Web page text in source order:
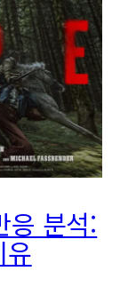
응 분석:
유